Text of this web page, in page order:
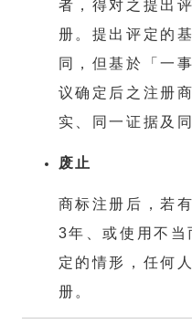
者，得对之提出
册。提出评定的
同，但基於「一
议确定后之注册
实、同一证据及
废止
商标注册后，若
3年、或使用不当
定的情形，任何
册。